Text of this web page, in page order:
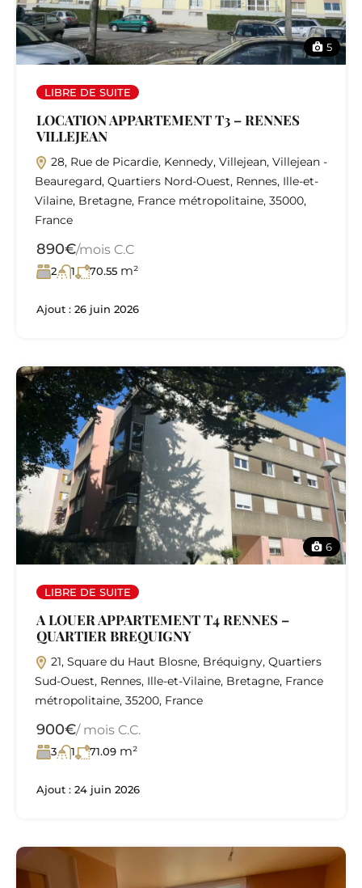
5
LIBRE DE SUITE
LOCATION APPARTEMENT T3 – RENNES
VILLEJEAN
28, Rue de Picardie, Kennedy, Villejean, Villejean -
Beauregard, Quartiers Nord-Ouest, Rennes, Ille-et-
Vilaine, Bretagne, France métropolitaine, 35000,
France
890€/mois C.C
2 1 70.55 m²
Ajout : 26 juin 2026
6
LIBRE DE SUITE
A LOUER APPARTEMENT T4 RENNES –
QUARTIER BREQUIGNY
21, Square du Haut Blosne, Bréquigny, Quartiers
Sud-Ouest, Rennes, Ille-et-Vilaine, Bretagne, France
métropolitaine, 35200, France
900€/ mois C.C.
3 1 71.09 m²
Ajout : 24 juin 2026